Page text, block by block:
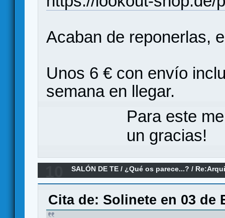
Acaban de reponerlas,
Unos 6 € con envío
semana en llegar.
Para este
un gracias!
SALÓN DE TE / ¿Qué os parece...? /
Cita de: Solinete en 03 de